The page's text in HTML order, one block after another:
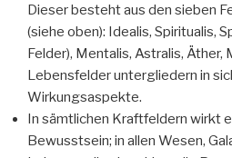
Dieser besteht aus den sieben
(siehe oben): Idealis, Spiritualis,
Felder), Mentalis, Astralis, Äther,
Lebensfelder untergliedern in
Wirkungsaspekte.
In sämtlichen Kraftfeldern wirkt
Bewusstsein; in allen Wesen,